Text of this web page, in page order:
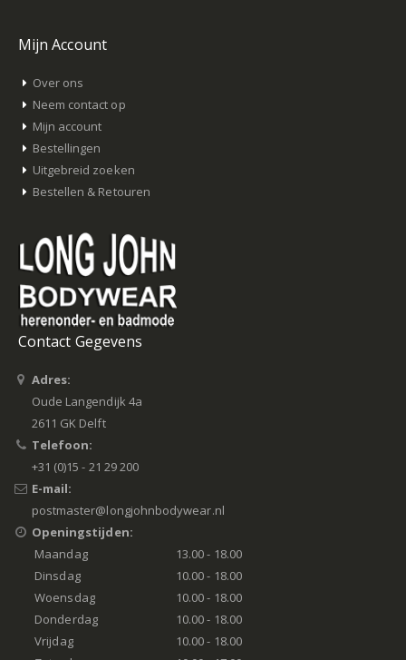
Mijn Account
Over ons
Neem contact op
Mijn account
Bestellingen
Uitgebreid zoeken
Bestellen & Retouren
Contact Gegevens
Adres:
Oude Langendijk 4a
2611 GK Delft
Telefoon:
+31 (0)15 - 21 29 200
E-mail:
postmaster@longjohnbodywear.nl
Openingstijden:
Maandag
13.00 - 18.00
Dinsdag
10.00 - 18.00
Woensdag
10.00 - 18.00
Donderdag
10.00 - 18.00
Vrijdag
10.00 - 18.00